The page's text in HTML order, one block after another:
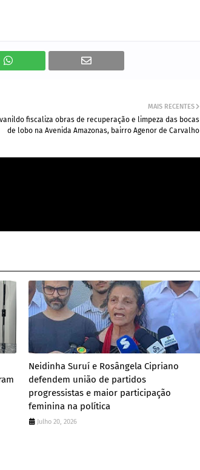
MAIS RECENTES
fiscaliza obras de recuperação e limpeza das bocas
de lobo na Avenida Amazonas, bairro Agenor de Carvalho
Neidinha Suruí e Rosângela Cipriano
defendem união de partidos
progressistas e maior participação
feminina na política
Julho 20, 2026